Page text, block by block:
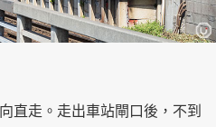
直走。走出車站閘口後，不到